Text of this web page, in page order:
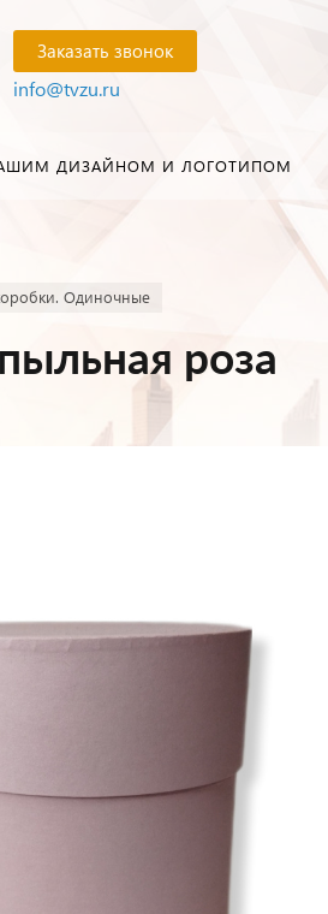
Заказать звонок
info@tvzu.ru
ДИЗАЙНОМ И ЛОГОТИПОМ
Одиночные
роза